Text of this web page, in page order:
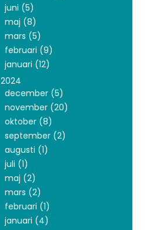
juni (5)
maj (8)
mars (5)
februari (9)
januari (12)
2024
december (5)
november (20)
oktober (8)
september (2)
augusti (1)
juli (1)
maj (2)
mars (2)
februari (1)
januari (4)